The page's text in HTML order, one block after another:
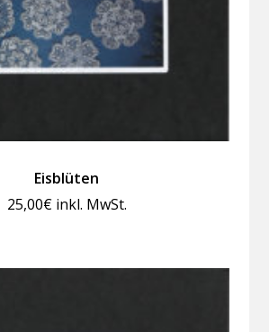
Eisblüten
25,00€ inkl. MwSt.